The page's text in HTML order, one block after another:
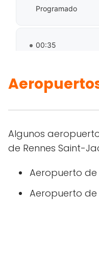
Algunos
de Rennes Saint-
Aeropuerto
Aeropuerto